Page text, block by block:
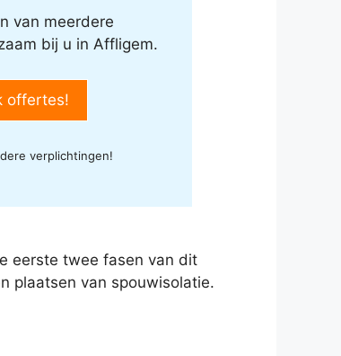
van meerdere
bij u in Affligem.
offertes!
verplichtingen!
eerste twee fasen van dit
plaatsen van spouwisolatie.